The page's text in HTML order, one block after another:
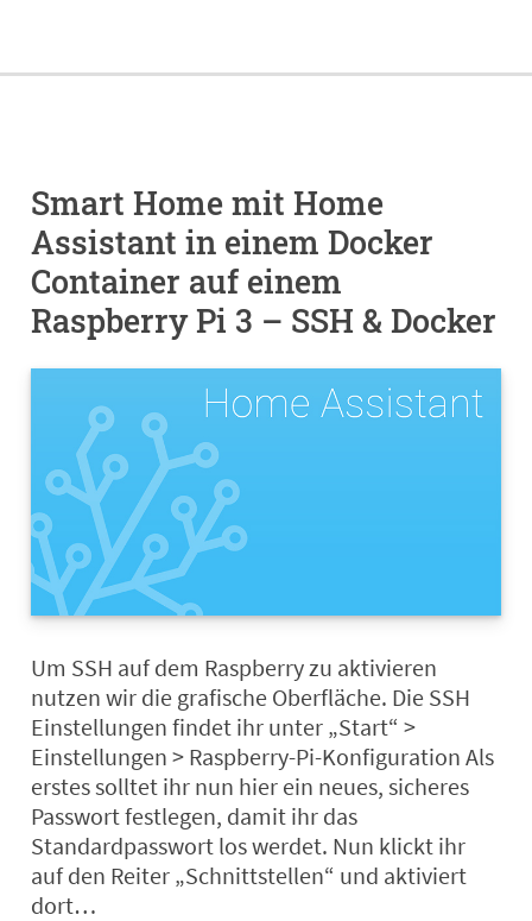
Smart Home mit Home
Assistant in einem Docker
Container auf einem
Raspberry Pi 3 – SSH & Docker
Um SSH auf dem Raspberry zu aktivieren
nutzen wir die grafische Oberfläche. Die SSH
Einstellungen findet ihr unter „Start“ >
Einstellungen > Raspberry-Pi-Konfiguration Als
erstes solltet ihr nun hier ein neues, sicheres
Passwort festlegen, damit ihr das
Standardpasswort los werdet. Nun klickt ihr
auf den Reiter „Schnittstellen“ und aktiviert
dort…